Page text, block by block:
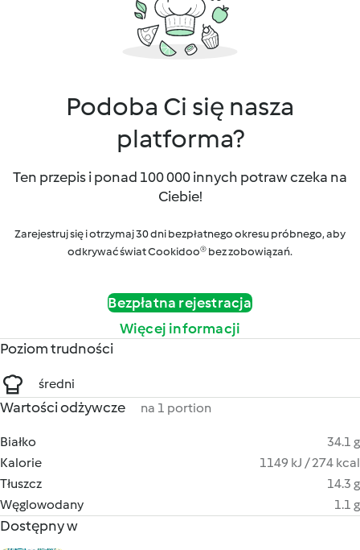
Podoba Ci się nasza
platforma?
Ten przepis i ponad 100 000 innych potraw czeka na
Ciebie!
Zarejestruj się i otrzymaj 30 dni bezpłatnego okresu próbnego, aby
odkrywać świat Cookidoo® bez zobowiązań.
Bezpłatna rejestracja
Więcej informacji
Poziom trudności
średni
Wartości odżywcze na 1 portion
Białko
34.1 g
Kalorie
1149 kJ / 274 kcal
Tłuszcz
14.3 g
Węglowodany
1.1 g
Dostępny w